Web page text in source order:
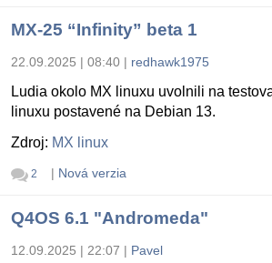
MX-25 “Infinity” beta 1
22.09.2025 | 08:40 | redhawk1975
Ludia okolo MX linuxu uvolnili na
linuxu postavené na Debian 13.
Zdroj: MX linux
2 | Nová verzia
Q4OS 6.1 "Andromeda"
12.09.2025 | 22:07 | Pavel